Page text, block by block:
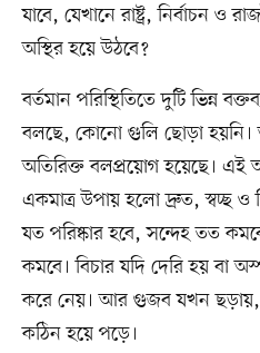
যাবে, যেখানে রাষ্ট্র, নির্বাচন ও
অস্থির হয়ে উঠবে?
বর্তমান পরিস্থিতিতে দুটি ভিন্ন
বলছে, কোনো গুলি ছোড়া হয়নি।
অতিরিক্ত বলপ্রয়োগ হয়েছে। এই
একমাত্র উপায় হলো দ্রুত, স্বচ্ছ ও
যত পরিষ্কার হবে, সন্দেহ তত
কমবে। বিচার যদি দেরি হয় বা
করে নেয়। আর গুজব যখন ছড়ায়,
কঠিন হয়ে পড়ে।